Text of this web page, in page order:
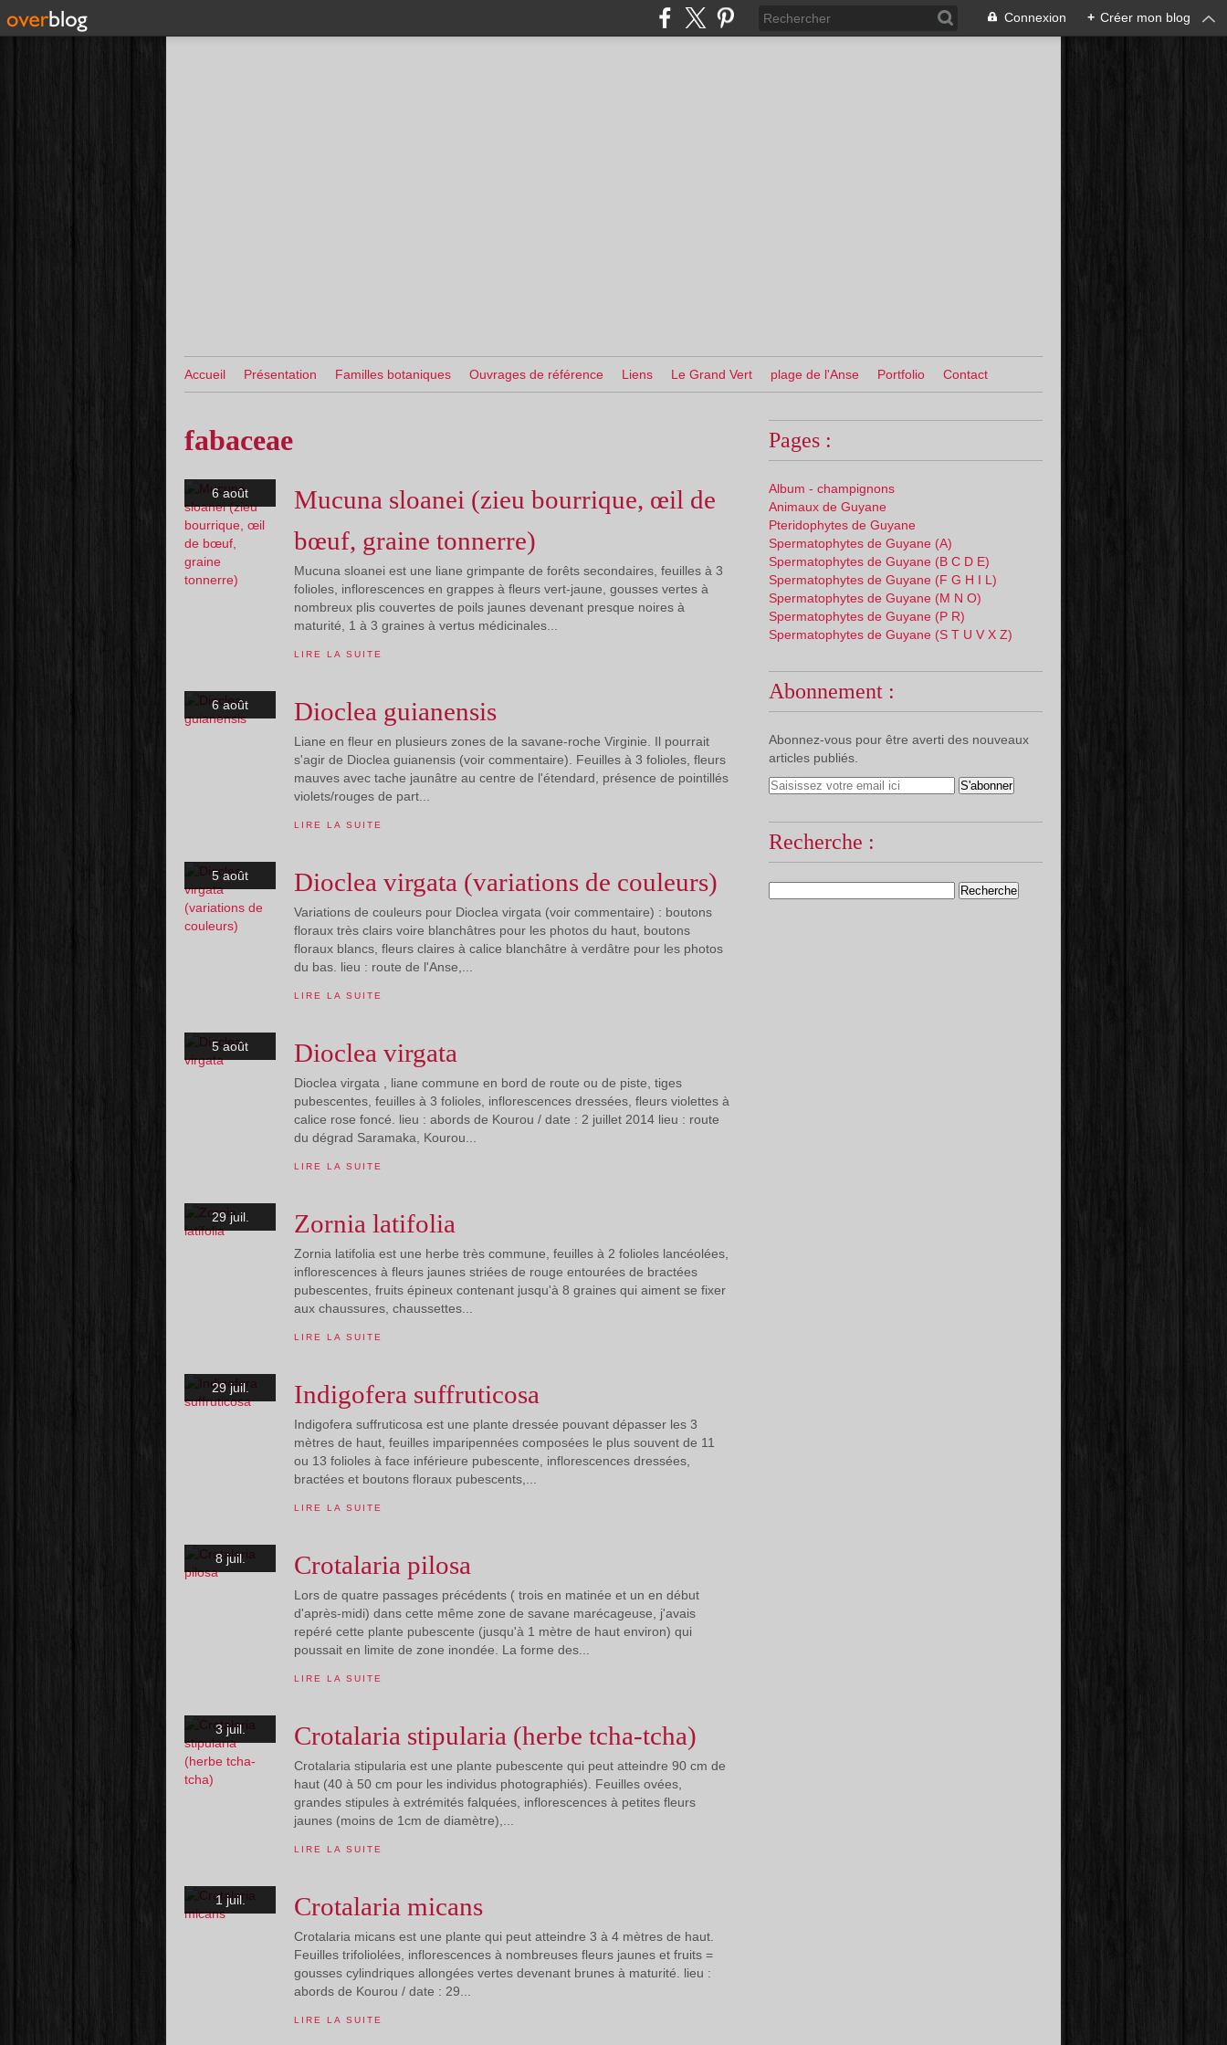
Connexion + Créer mon blog
Accueil Présentation Familles botaniques Ouvrages de référence Liens Le Grand Vert plage de l'Anse Portfolio Contact
fabaceae
6 août
Mucuna sloanei (zieu bourrique, œil de
bœuf, graine tonnerre)
Mucuna sloanei est une liane grimpante de forêts secondaires, feuilles à 3
folioles, inflorescences en grappes à fleurs vert-jaune, gousses vertes à
nombreux plis couvertes de poils jaunes devenant presque noires à
maturité, 1 à 3 graines à vertus médicinales...
LIRE LA SUITE
6 août Dioclea guianensis
Liane en fleur en plusieurs zones de la savane-roche Virginie. Il pourrait
s'agir de Dioclea guianensis (voir commentaire). Feuilles à 3 folioles, fleurs
mauves avec tache jaunâtre au centre de l'étendard, présence de pointillés
violets/rouges de part...
LIRE LA SUITE
5 août Dioclea virgata (variations de couleurs)
Variations de couleurs pour Dioclea virgata (voir commentaire) : boutons
floraux très clairs voire blanchâtres pour les photos du haut, boutons
floraux blancs, fleurs claires à calice blanchâtre à verdâtre pour les photos
du bas. lieu : route de l'Anse,...
LIRE LA SUITE
5 août Dioclea virgata
Dioclea virgata , liane commune en bord de route ou de piste, tiges
pubescentes, feuilles à 3 folioles, inflorescences dressées, fleurs violettes à
calice rose foncé. lieu : abords de Kourou / date : 2 juillet 2014 lieu : route
du dégrad Saramaka, Kourou...
LIRE LA SUITE
29 juil. Zornia latifolia
Zornia latifolia est une herbe très commune, feuilles à 2 folioles lancéolées,
inflorescences à fleurs jaunes striées de rouge entourées de bractées
pubescentes, fruits épineux contenant jusqu'à 8 graines qui aiment se fixer
aux chaussures, chaussettes...
LIRE LA SUITE
29 juil. Indigofera suffruticosa
Indigofera suffruticosa est une plante dressée pouvant dépasser les 3
mètres de haut, feuilles imparipennées composées le plus souvent de 11
ou 13 folioles à face inférieure pubescente, inflorescences dressées,
bractées et boutons floraux pubescents,...
LIRE LA SUITE
8 juil. Crotalaria pilosa
Lors de quatre passages précédents ( trois en matinée et un en début
d'après-midi) dans cette même zone de savane marécageuse, j'avais
repéré cette plante pubescente (jusqu'à 1 mètre de haut environ) qui
poussait en limite de zone inondée. La forme des...
LIRE LA SUITE
3 juil. Crotalaria stipularia (herbe tcha-tcha)
Crotalaria stipularia est une plante pubescente qui peut atteindre 90 cm de
haut (40 à 50 cm pour les individus photographiés). Feuilles ovées,
grandes stipules à extrémités falquées, inflorescences à petites fleurs
jaunes (moins de 1cm de diamètre),...
LIRE LA SUITE
1 juil. Crotalaria micans
Crotalaria micans est une plante qui peut atteindre 3 à 4 mètres de haut.
Feuilles trifoliolées, inflorescences à nombreuses fleurs jaunes et fruits =
gousses cylindriques allongées vertes devenant brunes à maturité. lieu :
abords de Kourou / date : 29...
LIRE LA SUITE
Pages :
Album - champignons
Animaux de Guyane
Pteridophytes de Guyane
Spermatophytes de Guyane (A)
Spermatophytes de Guyane (B C D E)
Spermatophytes de Guyane (F G H I L)
Spermatophytes de Guyane (M N O)
Spermatophytes de Guyane (P R)
Spermatophytes de Guyane (S T U V X Z)
Abonnement :
Abonnez-vous pour être averti des nouveaux
articles publiés.
Recherche :